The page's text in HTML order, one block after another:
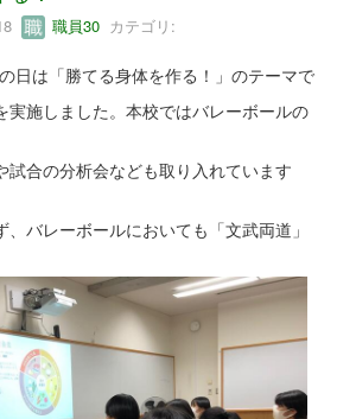
職員30 カテゴリ:
日は「勝てる身体を作る！」のテーマで
実施しました。本校ではバレーボールの
試合の分析会なども取り入れています
バレーボールにおいても「文武両道」